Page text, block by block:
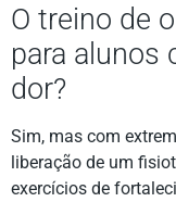
O treino de
para alunos
dor?
Sim, mas com
liberação de um
exercícios de